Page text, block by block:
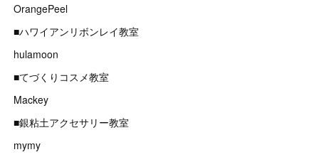
OrangePeel
■ハワイアンリボンレイ教室
hulamoon
■てづくりコスメ教室
Mackey
■銀粘土アクセサリー教室
mymy